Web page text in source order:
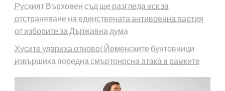
Руският Върховен съд ще разгледа иск за
отстраняване на единствената антивоенна партия
от изборите за Държавна дума
Хусите удариха отново! Йеменските бунтовници
извършиха поредна смъртоносна атака в рамките